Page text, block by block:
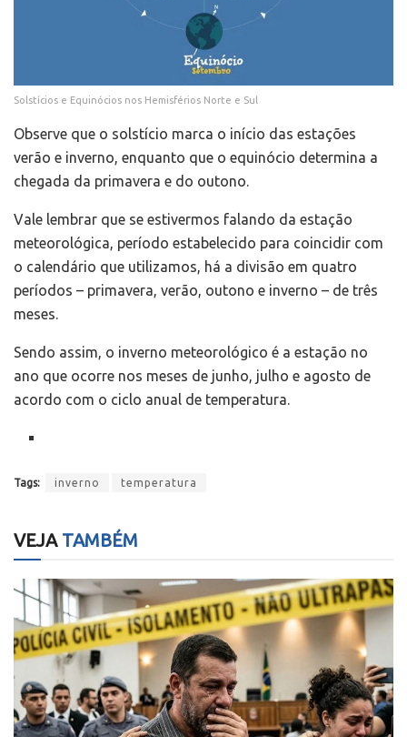
Solstícios e Equinócios nos Hemisférios Norte e Sul
Observe que o solstício marca o início das estações
verão e inverno, enquanto que o equinócio determina a
chegada da primavera e do outono.
Vale lembrar que se estivermos falando da estação
meteorológica, período estabelecido para coincidir com
o calendário que utilizamos, há a divisão em quatro
períodos – primavera, verão, outono e inverno – de três
meses.
Sendo assim, o inverno meteorológico é a estação no
ano que ocorre nos meses de junho, julho e agosto de
acordo com o ciclo anual de temperatura.
Tags: inverno temperatura
VEJATAMBÉM